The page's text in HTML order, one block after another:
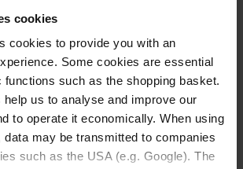
cookies
cookies to provide you with an
Some cookies are essential
functions such as the shopping basket.
us to analyse and improve our
to operate it economically. When using
data may be transmitted to companies
such as the USA (e.g. Google). The
Textile Standard (GOTS)